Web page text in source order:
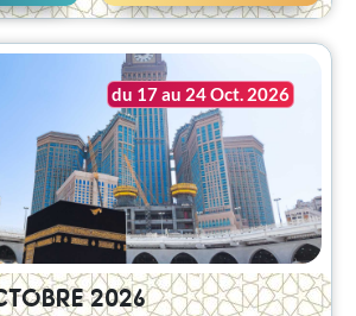
2026
du 17 au 24 Oct. 2026